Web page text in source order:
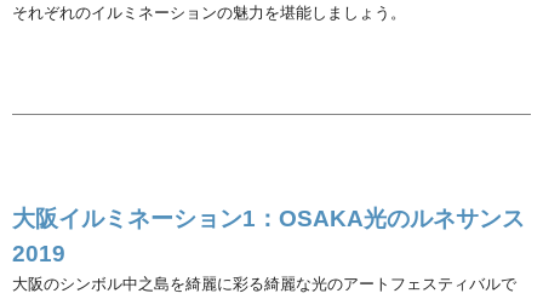
それぞれのイルミネーションの魅力を堪能しましょう。
大阪イルミネーション1 ： OSAKA光のルネサンス
2019
大阪のシンボル中之島を綺麗に彩る綺麗な光のアートフェスティバルで